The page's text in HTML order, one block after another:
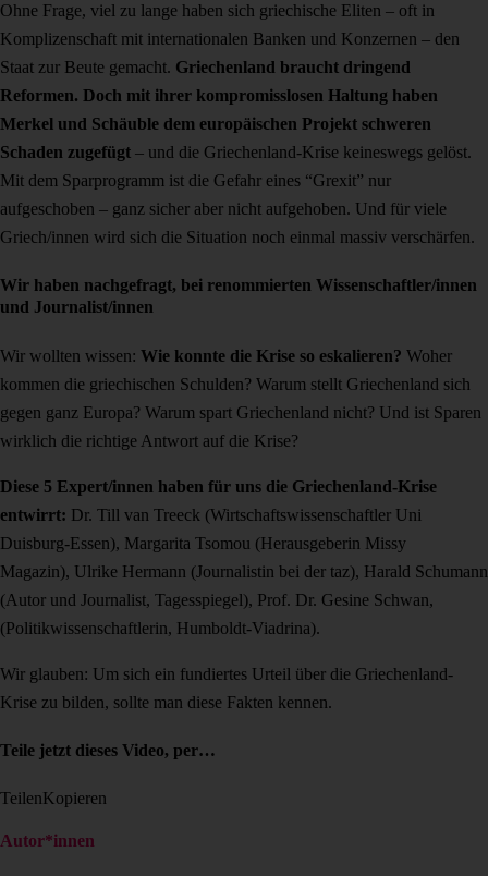
Ohne Frage, viel zu lange haben sich griechische Eliten – oft in
Komplizenschaft mit internationalen Banken und Konzernen – den
Staat zur Beute gemacht. Griechenland braucht dringend
Reformen. Doch mit ihrer kompromisslosen Haltung haben
Merkel und Schäuble dem europäischen Projekt schweren
Schaden zugefügt – und die Griechenland-Krise keineswegs gelöst.
Mit dem Sparprogramm ist die Gefahr eines “Grexit” nur
aufgeschoben – ganz sicher aber nicht aufgehoben. Und für viele
Griech/innen wird sich die Situation noch einmal massiv verschärfen.
Wir haben nachgefragt, bei renommierten Wissenschaftler/innen
und Journalist/innen
Wir wollten wissen: Wie konnte die Krise so eskalieren? Woher
kommen die griechischen Schulden? Warum stellt Griechenland sich
gegen ganz Europa? Warum spart Griechenland nicht? Und ist Sparen
wirklich die richtige Antwort auf die Krise?
Diese 5 Expert/innen haben für uns die Griechenland-Krise
entwirrt: Dr. Till van Treeck (Wirtschaftswissenschaftler Uni
Duisburg-Essen), Margarita Tsomou (Herausgeberin Missy
Magazin), Ulrike Hermann (Journalistin bei der taz), Harald Schumann
(Autor und Journalist, Tagesspiegel), Prof. Dr. Gesine Schwan,
(Politikwissenschaftlerin, Humboldt-Viadrina).
Wir glauben: Um sich ein fundiertes Urteil über die Griechenland-
Krise zu bilden, sollte man diese Fakten kennen.
Teile jetzt dieses Video, per…
TeilenKopieren
Autor*innen